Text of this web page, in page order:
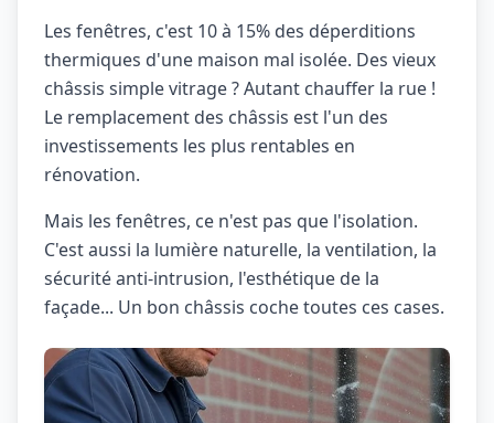
Les fenêtres, c'est 10 à 15% des déperditions
thermiques d'une maison mal isolée. Des vieux
châssis simple vitrage ? Autant chauffer la rue !
Le remplacement des châssis est l'un des
investissements les plus rentables en
rénovation.
Mais les fenêtres, ce n'est pas que l'isolation.
C'est aussi la lumière naturelle, la ventilation, la
sécurité anti-intrusion, l'esthétique de la
façade... Un bon châssis coche toutes ces cases.